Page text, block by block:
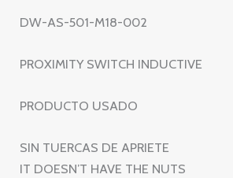
501
002
DW-AS-501-M18-002
PROXIMITY SWITCH INDUCTIVE
PRODUCTO USADO
SIN TUERCAS DE APRIETE
IT DOESN’T HAVE THE NUTS